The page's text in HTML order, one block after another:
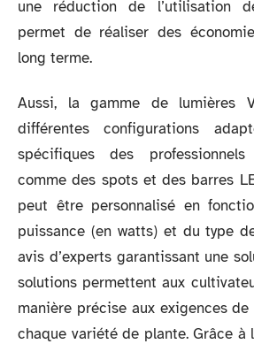
une réduction de l’utilisation
permet de réaliser des
long terme.
Aussi, la gamme de lumières
différentes configurations
spécifiques des
comme des spots et des barres
peut être personnalisé en
puissance (en watts) et du type
avis d’experts garantissant une
solutions permettent aux
manière précise aux exigences
chaque variété de plante. Grâce à